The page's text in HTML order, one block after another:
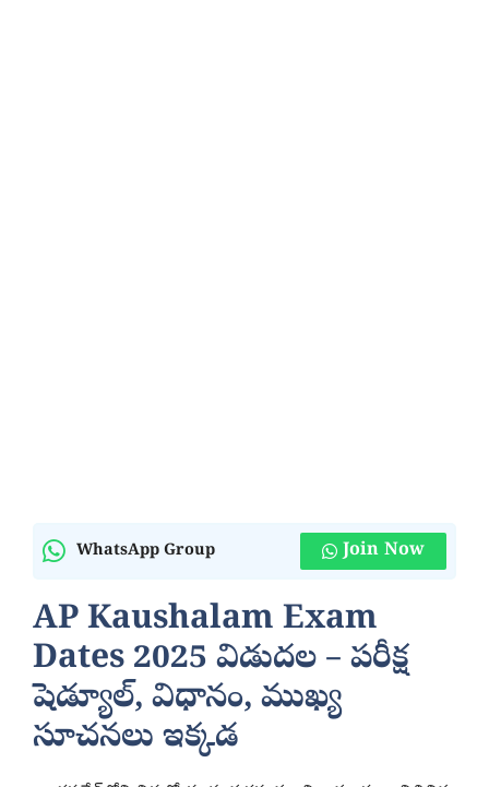
WhatsApp Group Join Now
AP Kaushalam Exam
Dates 2025 విడుదల – పరీక్ష
షెడ్యూల్, విధానం, ముఖ్య
సూచనలు ఇక్కడ